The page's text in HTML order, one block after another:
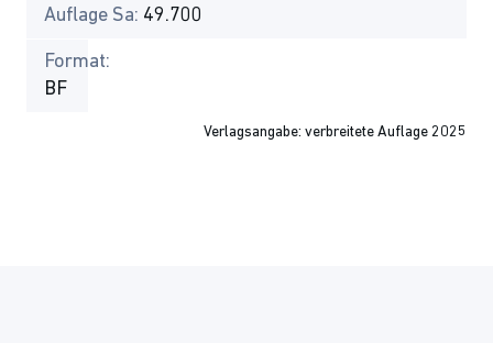
Auflage Sa: 49.700
Format:
BF
Verlagsangabe: verbreitete Auflage 2025